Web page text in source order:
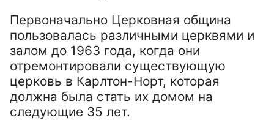
Первоначально Церковная община
пользовалась различными церквями и
залом до 1963 года, когда они
отремонтировали существующую
церковь в Карлтон-Норт, которая
должна была стать их домом на
следующие 35 лет.